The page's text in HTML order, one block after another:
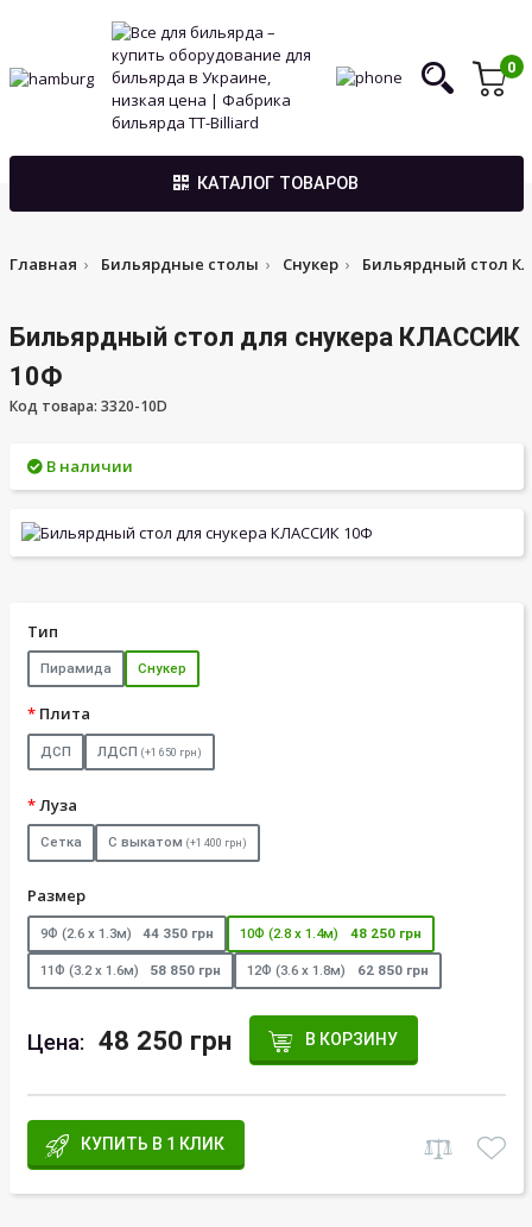
0
КАТАЛОГ ТОВАРОВ
Главная Бильярдные столы Снукер Бильярдный стол
Бильярдный стол для снукера КЛАССИК
10Ф
Код товара: 3320-10D
В наличии
Тип
Пирамида Снукер
Плита
ДСП ЛДСП (+1 650 грн)
Луза
Сетка С выкатом (+1 400 грн)
Размер
9Ф (2.6 х 1.3м) 44 350 грн 10Ф (2.8 х 1.4м) 48 250 грн
11Ф (3.2 х 1.6м) 58 850 грн 12Ф (3.6 х 1.8м) 62 850 грн
Цена: 48 250 грн В КОРЗИНУ
КУПИТЬ В 1 КЛИК